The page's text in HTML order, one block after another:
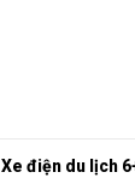
Xe điện du lịch